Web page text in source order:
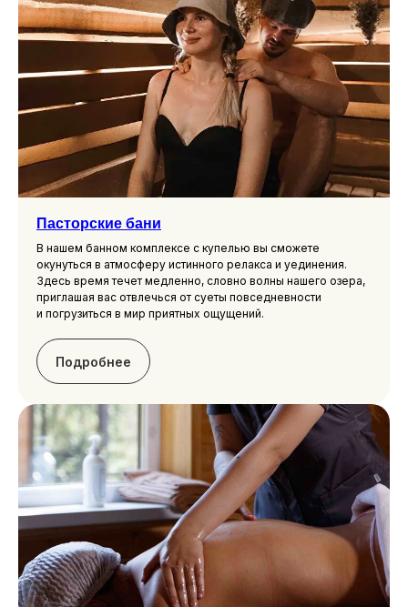
Пасторские бани
В нашем банном комплексе с купелью вы сможете
окунуться в атмосферу истинного релакса и уединения.
Здесь время течет медленно, словно волны нашего озера,
приглашая вас отвлечься от суеты повседневности
и погрузиться в мир приятных ощущений.
Подробнее